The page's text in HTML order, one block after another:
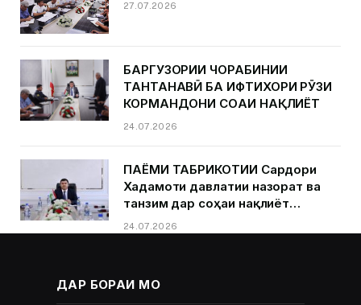
27.07.2026
БАРГУЗОРИИ ЧОРАБИНИИ
ТАНТАНАВӢ БА ИФТИХОРИ РӮЗИ
КОРМАНДОНИ СОҲАИ НАҚЛИЁТ
24.07.2026
ПАЁМИ ТАБРИКОТИИ Сардори
Хадамоти давлатии назорат ва
танзим дар соҳаи нақлиёт
Қурбонзода Д.Қ.ба муносибати
Рӯзи кормандони соҳаи нақлиёт
24.07.2026
ДАР БОРАИ МО